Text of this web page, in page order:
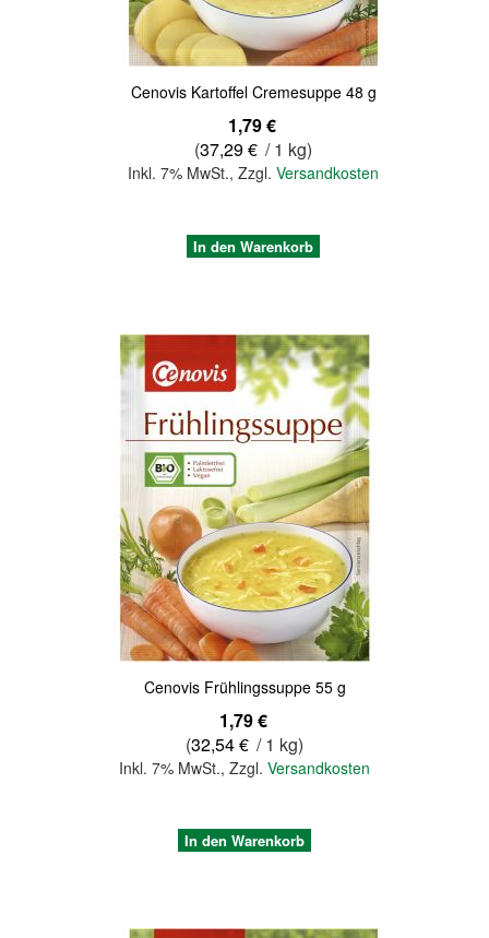
Cenovis Kartoffel Cremesuppe 48 g
1,79 €
(37,29 € / 1 kg)
Inkl. 7% MwSt.,Zzgl.Versandkosten
In den Warenkorb
Cenovis Frühlingssuppe 55 g
1,79 €
(32,54 € / 1 kg)
Inkl. 7% MwSt., Zzgl. Versandkosten
In den Warenkorb